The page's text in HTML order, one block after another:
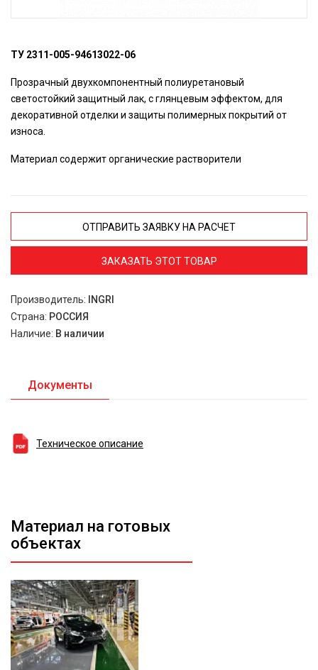
ТУ 2311-005-94613022-06
Прозрачный двухкомпонентный полиуретановый
светостойкий защитный лак, с глянцевым эффектом, для
декоративной отделки и защиты полимерных покрытий от
износа.
Материал содержит органические растворители
ОТПРАВИТЬ ЗАЯВКУ НА РАСЧЕТ
ЗАКАЗАТЬ ЭТОТ ТОВАР
Производитель:
INGRI
Страна: РОССИЯ
Наличие: В наличии
Документы
Техническое описание
Материал на готовых
объектах